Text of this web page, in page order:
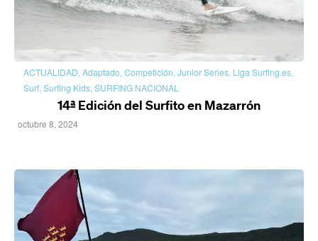
ACTUALIDAD, Adaptado, Competición, Junior Series, Liga Surfing.es,
Surf, Surfing Kids, SURFING NACIONAL
14ª Edición del Surfito en Mazarrón
octubre 8, 2024